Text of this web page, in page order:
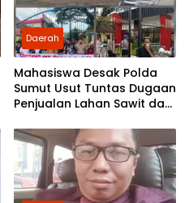
Daerah
Mahasiswa Desak Polda
Sumut Usut Tuntas Dugaan
Penjualan Lahan Sawit dan
Partai Demokrat Sumut